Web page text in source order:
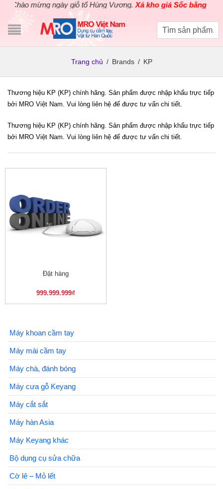
Chào mừng ngày giỗ tổ Hùng Vương.Xả kho giá Sốc bằng giá
Trang chủ / Brands / KP
Thương hiệu KP (KP) chính hãng. Sản phẩm được nhập khẩu trực tiếp
bởi MRO Việt Nam. Vui lòng liên hệ để được tư vấn chi tiết.
Thương hiệu KP (KP) chính hãng. Sản phẩm được nhập khẩu trực tiếp
bởi MRO Việt Nam. Vui lòng liên hệ để được tư vấn chi tiết.
Đặt hàng
999.999.999₫
Máy khoan cầm tay
Máy mài cầm tay
Máy chà, đánh bóng
Máy cưa gỗ Keyang
Máy cắt sắt
Máy hàn Asia
Máy Keyang khác
Bộ dụng cụ sửa chữa
Cờ lê – Mỏ lết